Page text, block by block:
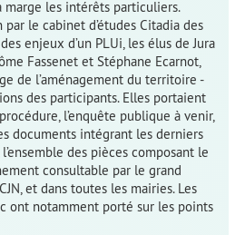
marge les intérêts particuliers.
le cabinet d’études Citadia des
enjeux d’un PLUi, les élus de Jura
Fassenet et Stéphane Ecarnot,
de l’aménagement du territoire -
des participants. Elles portaient
l’enquête publique à venir,
documents intégrant les derniers
des pièces composant le
consultable par le grand
et dans toutes les mairies. Les
ont notamment porté sur les points